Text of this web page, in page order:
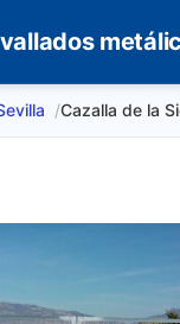
Cazalla de la